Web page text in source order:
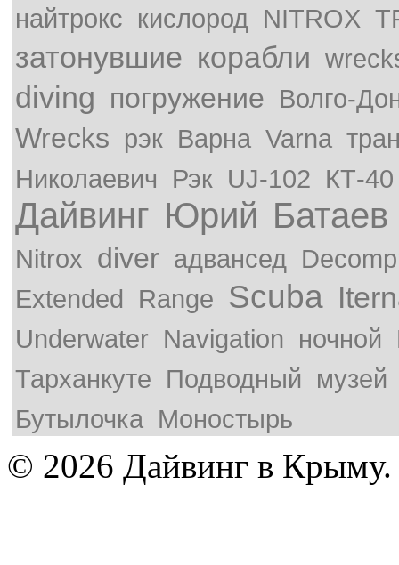
найтрокс кислород NITROX
затонувшие корабли
diving погружение Волго-
Wrecks рэк Варна Varna
Николаевич
Рэк UJ-102 КТ-40
Дайвинг Юрий Батаев
Nitrox diver адвансед
Extended
Range Scuba
Underwater Navigation ночной
Тарханкуте Подводный
музей
Бутылочка Моностырь
© 2026 Дайвинг в